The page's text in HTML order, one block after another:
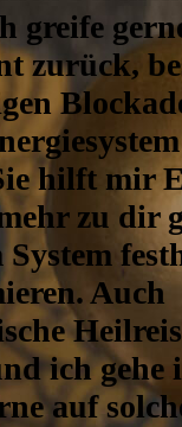
greife
zurück,
hilft mir
zu dir
Auch
ich gehe
auf